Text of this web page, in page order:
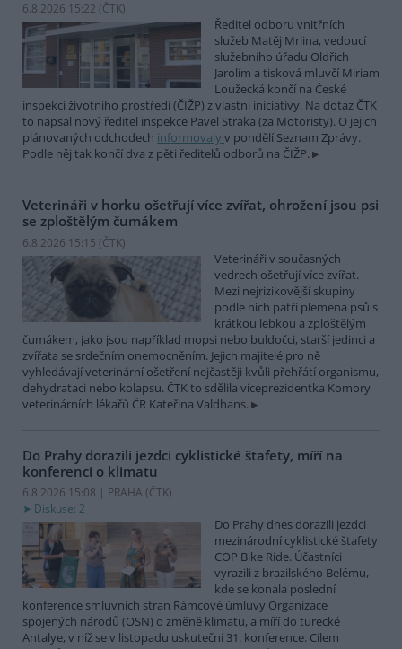
6.8.2026 15:22 (ČTK)
Ředitel odboru vnitřních
služeb Matěj Mrlina, vedoucí
služebního úřadu Oldřich
Jarolím a tisková mluvčí Miriam
Loužecká končí na České
inspekci životního prostředí (ČIŽP) z vlastní iniciativy. Na dotaz ČTK
to napsal nový ředitel inspekce Pavel Straka (za Motoristy). O jejich
plánovaných odchodech informovaly v pondělí Seznam Zprávy.
Podle něj tak končí dva z pěti ředitelů odborů na ČIŽP.
Veterináři v horku ošetřují více zvířat, ohrožení jsou psi
se zploštělým čumákem
6.8.2026 15:15 (ČTK)
Veterináři v současných
vedrech ošetřují více zvířat.
Mezi nejrizikovější skupiny
podle nich patří plemena psů s
krátkou lebkou a zploštělým
čumákem, jako jsou například mopsi nebo buldočci, starší jedinci a
zvířata se srdečním onemocněním. Jejich majitelé pro ně
vyhledávají veterinární ošetření nejčastěji kvůli přehřátí organismu,
dehydrataci nebo kolapsu. ČTK to sdělila viceprezidentka Komory
veterinárních lékařů ČR Kateřina Valdhans.
Do Prahy dorazili jezdci cyklistické štafety, míří na
konferenci o klimatu
6.8.2026 15:08 | PRAHA (ČTK)
Diskuse: 2
Do Prahy dnes dorazili jezdci
mezinárodní cyklistické štafety
COP Bike Ride. Účastníci
vyrazili z brazilského Belému,
kde se konala poslední
konference smluvních stran Rámcové úmluvy Organizace
spojených národů (OSN) o změně klimatu, a míří do turecké
Antalye, v níž se v listopadu uskuteční 31. konference. Cílem